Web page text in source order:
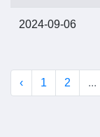
2024-09-06
‹ 1 2 ...